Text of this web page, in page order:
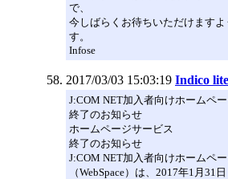
で、
今しばらくお待ちいただけます
す。
Infose
2017/03/03 15:03:19 Indico lite
J:COM NET加入者向けホームペ
終了のお知らせ
ホームページサービス
終了のお知らせ
J:COM NET加入者向けホームペ
（WebSpace）は、2017年1月31